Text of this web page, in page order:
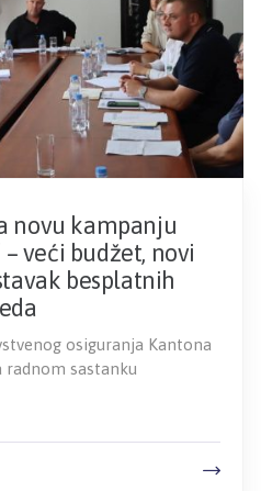
novu kampanju
veći budžet, novi
besplatnih
osiguranja Kantona
radnom sastanku